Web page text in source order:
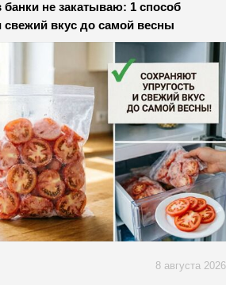
не закатываю: 1 способ
свежий вкус до самой весны
8 августа 2026